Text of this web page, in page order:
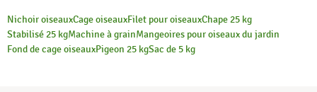
Nichoir oiseauxCage oiseauxFilet pour oiseauxChape 25 kg
Stabilisé 25 kgMachine à grainMangeoires pour oiseaux du jardin
Fond de cage oiseauxPigeon 25 kgSac de 5 kg